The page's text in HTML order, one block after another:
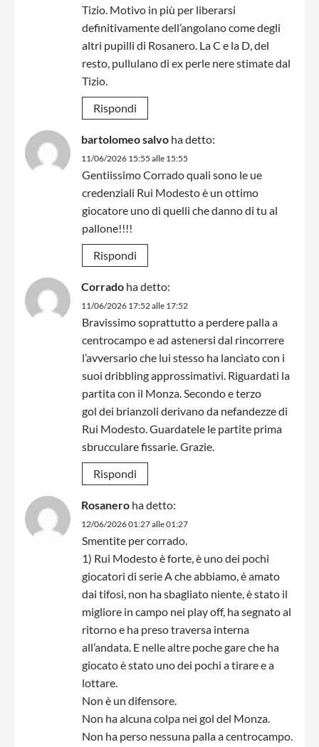
Tizio. Motivo in più per liberarsi
definitivamente dell’angolano come degli
altri pupilli di Rosanero. La C e la D, del
resto, pullulano di ex perle nere stimate dal
Tizio.
Rispondi
bartolomeo salvo ha detto:
11/06/2026 15:55 alle 15:55
Gentiissimo Corrado quali sono le ue
credenziali Rui Modesto è un ottimo
giocatore uno di quelli che danno di tu al
pallone!!!!
Rispondi
Corrado ha detto:
11/06/2026 17:52 alle 17:52
Bravissimo soprattutto a perdere palla a
centrocampo e ad astenersi dal rincorrere
l’avversario che lui stesso ha lanciato con i
suoi dribbling approssimativi. Riguardati la
partita con il Monza. Secondo e terzo
gol dei brianzoli derivano da nefandezze di
Rui Modesto. Guardatele le partite prima
sbrucculare fissarie. Grazie.
Rispondi
Rosanero ha detto:
12/06/2026 01:27 alle 01:27
Smentite per corrado.
1) Rui Modesto è forte, è uno dei pochi
giocatori di serie A che abbiamo, è amato
dai tifosi, non ha sbagliato niente, è stato il
migliore in campo nei play off, ha segnato al
ritorno e ha preso traversa interna
all’andata. E nelle altre poche gare che ha
giocato è stato uno dei pochi a tirare e a
lottare.
Non è un difensore.
Non ha alcuna colpa nei gol del Monza.
Non ha perso nessuna palla a centrocampo.